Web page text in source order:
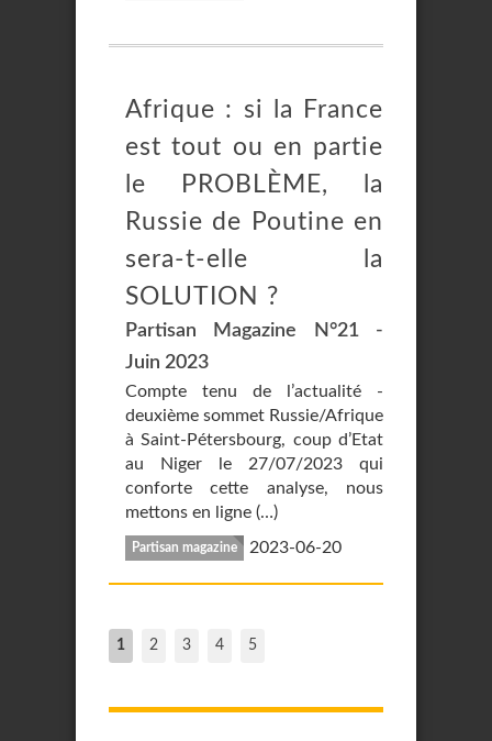
Afrique : si la France
est tout ou en partie
le PROBLÈME, la
Russie de Poutine en
sera-t-elle la
SOLUTION ?
Partisan Magazine N°21 -
Juin 2023
Compte tenu de l’actualité -
deuxième sommet Russie/Afrique
à Saint-Pétersbourg, coup d’Etat
au Niger le 27/07/2023 qui
conforte cette analyse, nous
mettons en ligne (…)
Partisan magazine 2023-06-20
1 2 3 4 5